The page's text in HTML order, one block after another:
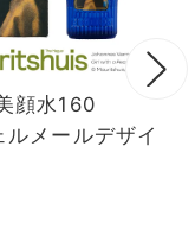
顔水160
ルメールデザイ